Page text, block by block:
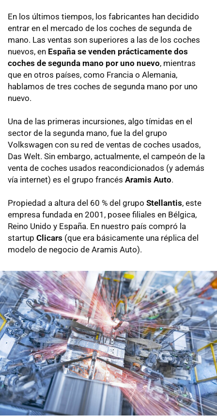
En los últimos tiempos, los fabricantes han decidido
entrar en el mercado de los coches de segunda de
mano. Las ventas son superiores a las de los coches
nuevos, en España se venden prácticamente dos
coches de segunda mano por uno nuevo, mientras
que en otros países, como Francia o Alemania,
hablamos de tres coches de segunda mano por uno
nuevo.
Una de las primeras incursiones, algo tímidas en el
sector de la segunda mano, fue la del grupo
Volkswagen con su red de ventas de coches usados,
Das Welt. Sin embargo, actualmente, el campeón de la
venta de coches usados reacondicionados (y además
vía internet) es el grupo francés Aramis Auto.
Propiedad a altura del 60 % del grupo Stellantis, este
empresa fundada en 2001, posee filiales en Bélgica,
Reino Unido y España. En nuestro país compró la
startup Clicars (que era básicamente una réplica del
modelo de negocio de Aramis Auto).